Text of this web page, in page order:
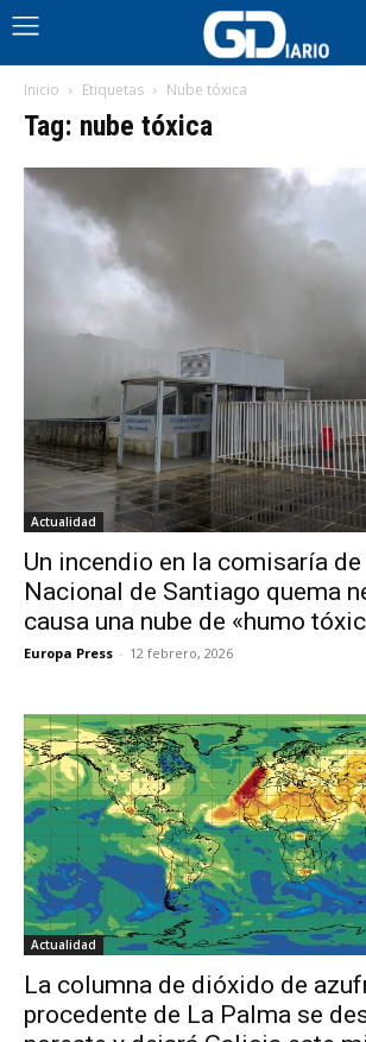
Inicio Etiquetas Nube tóxica
Tag: nube tóxica
Actualidad
Un incendio en la comisaría
Nacional de Santiago quema
causa una nube de «humo
Europa Press - 12 febrero, 2026
Actualidad
La columna de dióxido de
procedente de La Palma se